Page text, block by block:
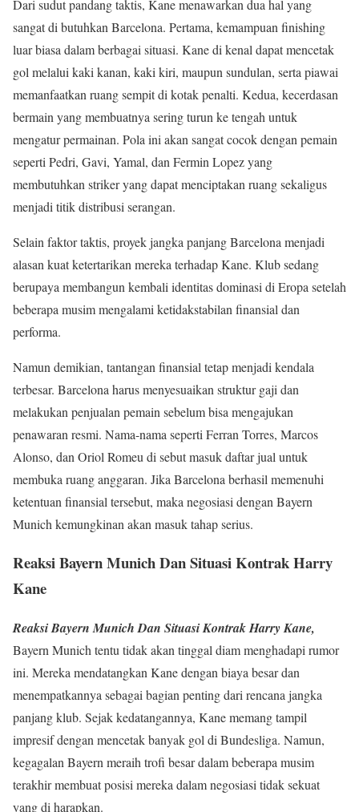
Dari sudut pandang taktis, Kane menawarkan dua hal yang
sangat di butuhkan Barcelona. Pertama, kemampuan finishing
luar biasa dalam berbagai situasi. Kane di kenal dapat mencetak
gol melalui kaki kanan, kaki kiri, maupun sundulan, serta piawai
memanfaatkan ruang sempit di kotak penalti. Kedua, kecerdasan
bermain yang membuatnya sering turun ke tengah untuk
mengatur permainan. Pola ini akan sangat cocok dengan pemain
seperti Pedri, Gavi, Yamal, dan Fermin Lopez yang
membutuhkan striker yang dapat menciptakan ruang sekaligus
menjadi titik distribusi serangan.
Selain faktor taktis, proyek jangka panjang Barcelona menjadi
alasan kuat ketertarikan mereka terhadap Kane. Klub sedang
berupaya membangun kembali identitas dominasi di Eropa setelah
beberapa musim mengalami ketidakstabilan finansial dan
performa.
Namun demikian, tantangan finansial tetap menjadi kendala
terbesar. Barcelona harus menyesuaikan struktur gaji dan
melakukan penjualan pemain sebelum bisa mengajukan
penawaran resmi. Nama-nama seperti Ferran Torres, Marcos
Alonso, dan Oriol Romeu di sebut masuk daftar jual untuk
membuka ruang anggaran. Jika Barcelona berhasil memenuhi
ketentuan finansial tersebut, maka negosiasi dengan Bayern
Munich kemungkinan akan masuk tahap serius.
Reaksi Bayern Munich Dan Situasi Kontrak Harry
Kane
Reaksi Bayern Munich Dan Situasi Kontrak Harry Kane,
Bayern Munich tentu tidak akan tinggal diam menghadapi rumor
ini. Mereka mendatangkan Kane dengan biaya besar dan
menempatkannya sebagai bagian penting dari rencana jangka
panjang klub. Sejak kedatangannya, Kane memang tampil
impresif dengan mencetak banyak gol di Bundesliga. Namun,
kegagalan Bayern meraih trofi besar dalam beberapa musim
terakhir membuat posisi mereka dalam negosiasi tidak sekuat
yang di harapkan.